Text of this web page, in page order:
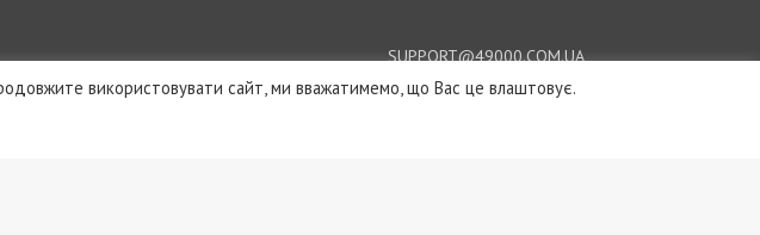
SUPPORT@49000.COM.UA
використовувати сайт, ми вважатимемо, що Вас це влаштовує.